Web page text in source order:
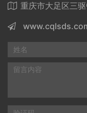
重庆市大足区三